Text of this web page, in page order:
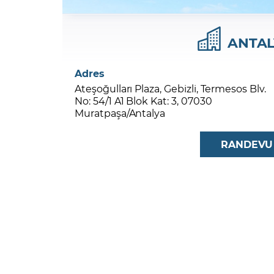
Forex Nedir?
Model Portföy
İŞLEM PLATFORMLARI
GCM Trader Eğitim Videoları
Finans Sözlüğü
Yurt Dışı Bilanço TakvimiPara Güvenliği
Adres
Ateşoğulları Plaza, Gebizli, Termesos Blv.
No: 54/1 A1 Blok Kat: 3, 07030
Muratpaşa/Antalya